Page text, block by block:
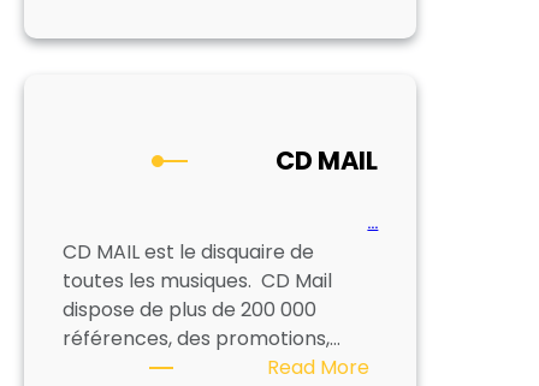
MEDIATHEQUES
CD MAIL
…
CD MAIL est le disquaire de
toutes les musiques. CD Mail
dispose de plus de 200 000
références, des promotions,…
Read More: